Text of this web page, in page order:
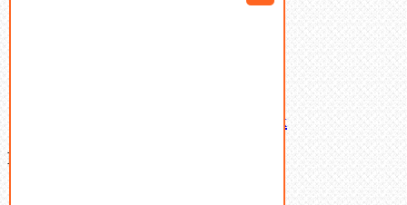
Латунный и бронзовый крепеж
Ваша корзина